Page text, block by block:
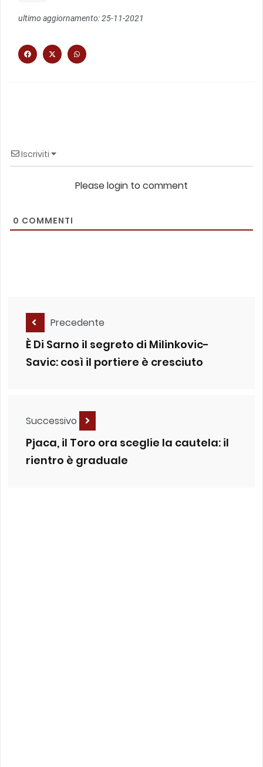
ultimo aggiornamento: 25-11-2021
Iscriviti
Please login to comment
0 COMMENTI
Precedente
È Di Sarno il segreto di Milinkovic-
Savic: così il portiere è cresciuto
Successivo
Pjaca, il Toro ora sceglie la cautela: il
rientro è graduale